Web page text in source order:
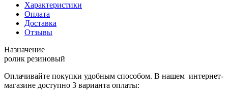
Характеристики
Оплата
Доставка
Отзывы
Назначение
ролик резиновый
Оплачивайте покупки удобным способом. В нашем интернет-
магазине доступно 3 варианта оплаты: